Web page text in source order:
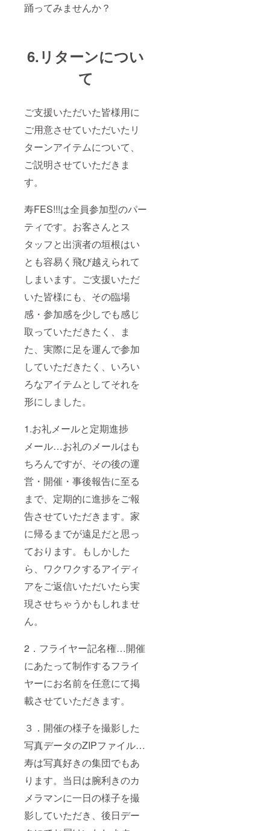
踊ってみませんか？
6.リターンについ
て
ご支援いただいた皆様用に
ご用意させていただいたリ
ターンアイテムについて、
ご説明させていただきま
す。
寿FES!!!は全員参加型のパー
ティです。お客さんとス
タッフと出演者の垣根はい
とも容易く飛び越えられて
しまいます。ご支援いただ
いた皆様にも、その臨場
感・参加感を少しでも感じ
取っていただきたく、ま
た、実際に足を運んで参加
していただきたく、いろい
ろなアイテムとしてそれを
形にしました。
1.お礼メールと定期進捗
メール…お礼のメールはも
ちろんですが、その後の運
営・開催・事後報告に至る
まで、定期的に進捗をご報
告させていただきます。家
に帰るまでが遠足だと思っ
ております。もしかした
ら、ワクワクするアイディ
アをご返信いただいたら実
現させちゃうかもしれませ
ん。
2．フライヤー記名権…開催
にあたって制作するフライ
ヤーにお名前を任意にて掲
載させていただきます。
３．開催の様子を撮影した
写真データのZIPファイル…
寿は写真好きの集団でもあ
ります。当日は腕利きのカ
メラマンに一日の様子を撮
影していただき、後日デー